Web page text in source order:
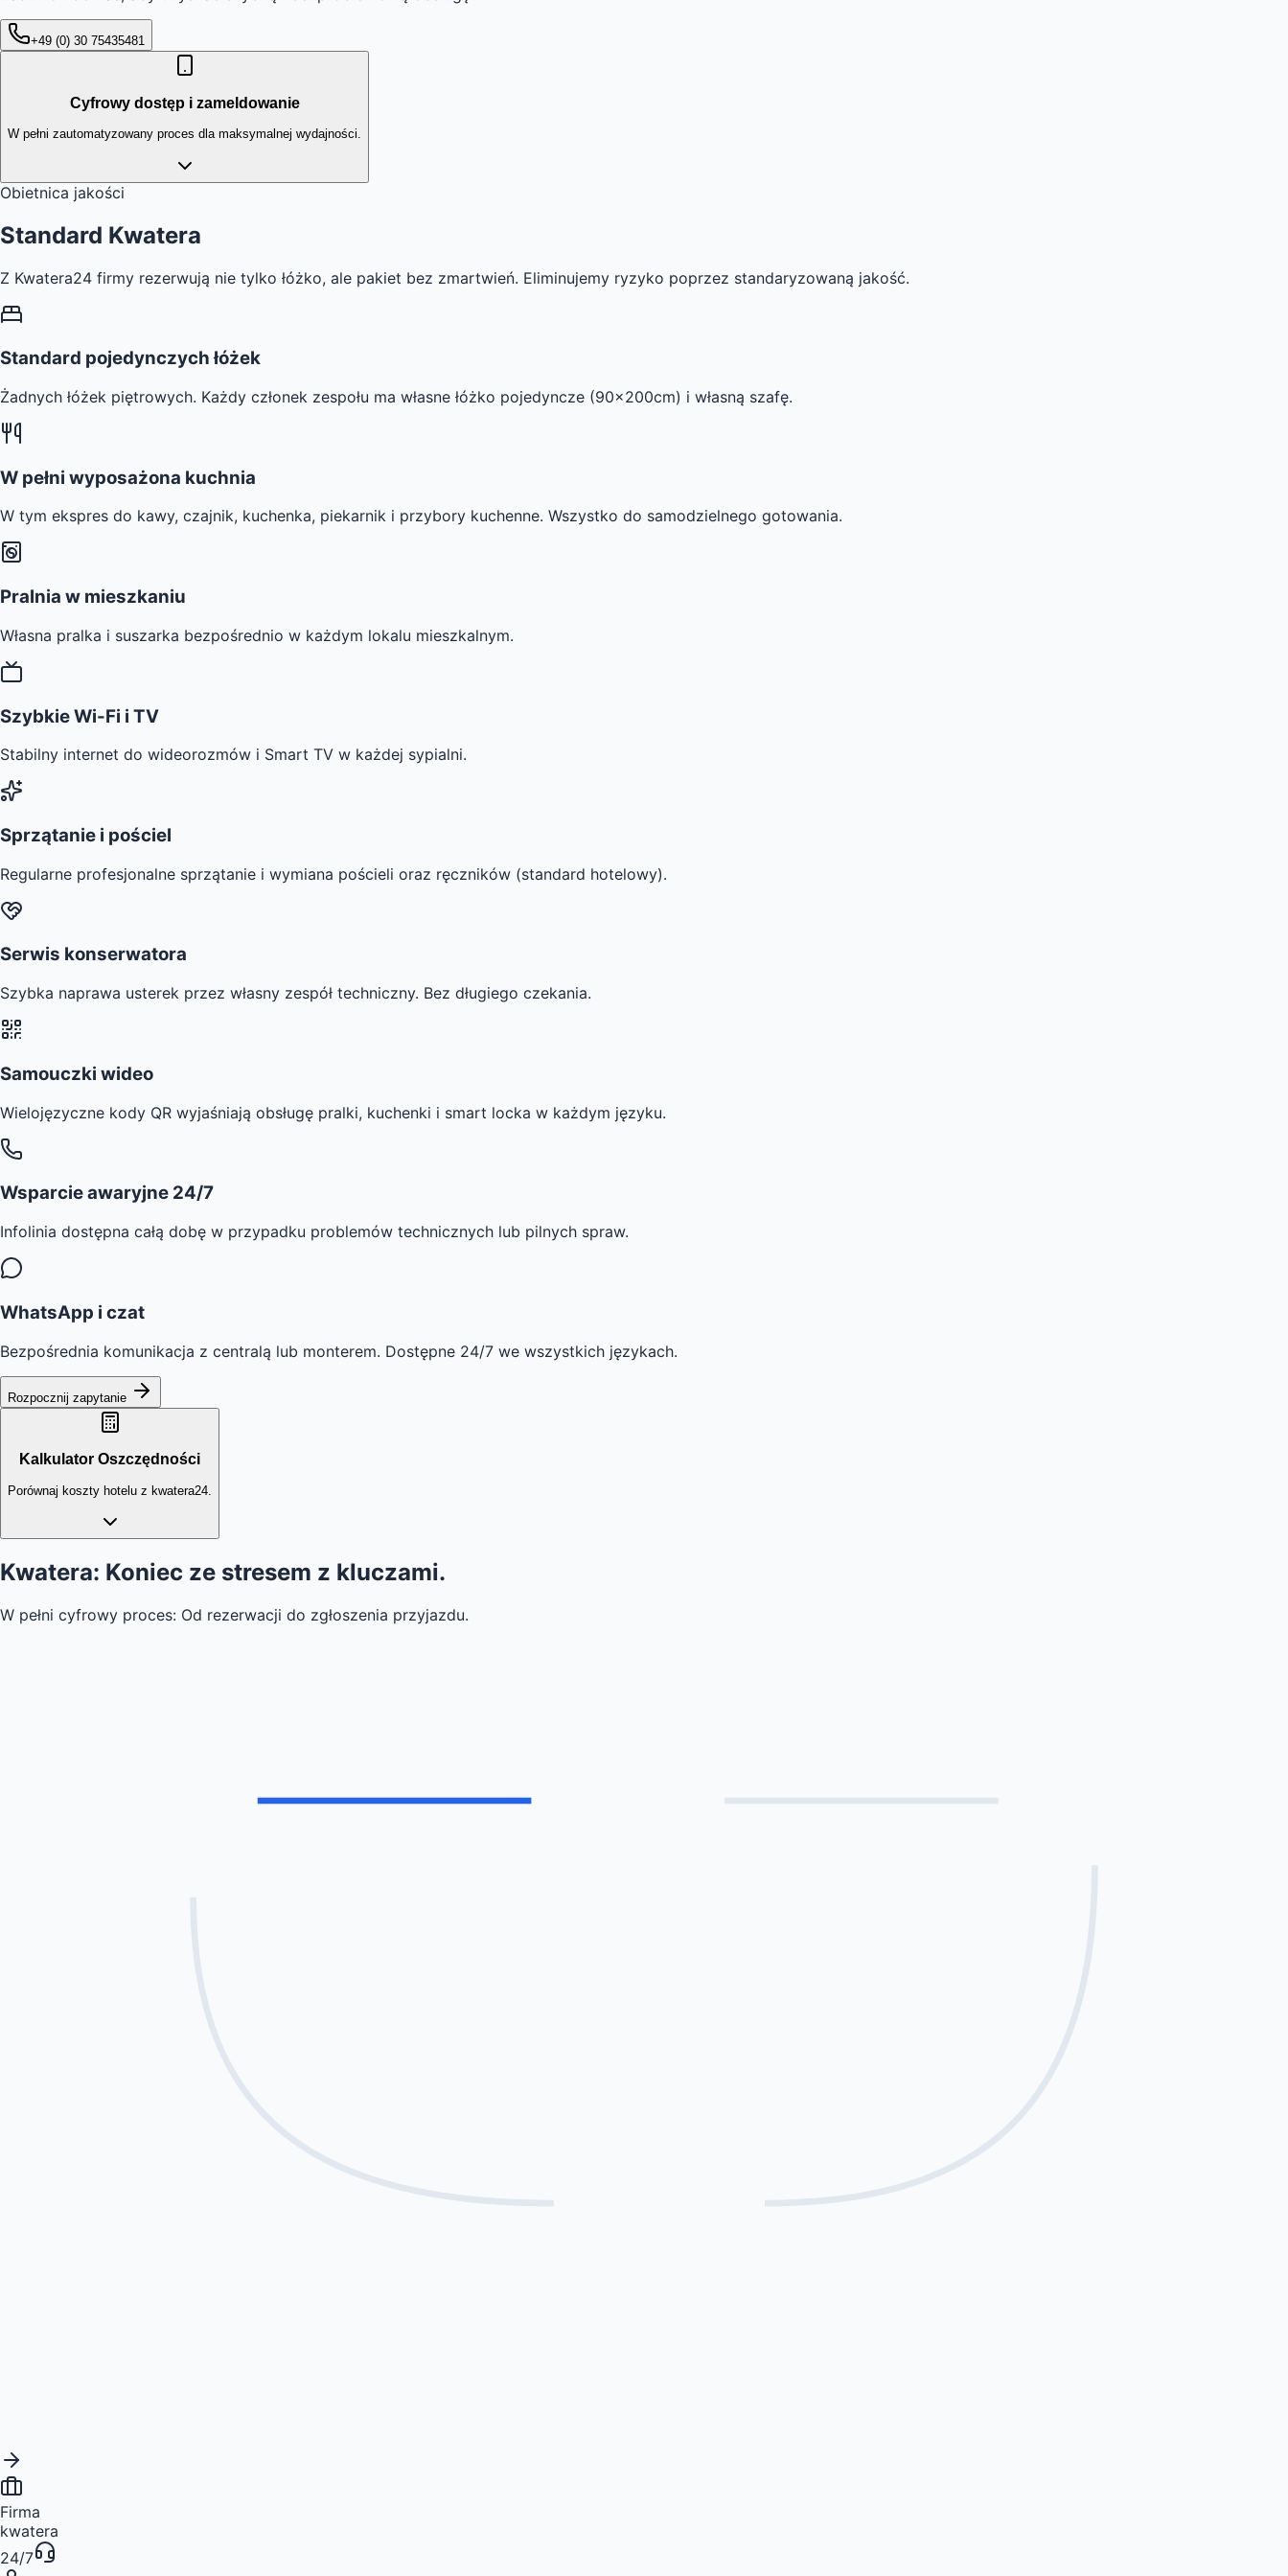
+49 (0) 30 75435481
Cyfrowy dostęp i zameldowanie
W pełni zautomatyzowany proces dla maksymalnej wydajności.
Obietnica jakości
Standard Kwatera
Z Kwatera24 firmy rezerwują nie tylko łóżko, ale pakiet bez zmartwień. Eliminujemy ryzyko poprzez standaryzowaną jakość.
Standard pojedynczych łóżek
Żadnych łóżek piętrowych. Każdy członek zespołu ma własne łóżko pojedyncze (90x200cm) i własną szafę.
W pełni wyposażona kuchnia
W tym ekspres do kawy, czajnik, kuchenka, piekarnik i przybory kuchenne. Wszystko do samodzielnego gotowania.
Pralnia w mieszkaniu
Własna pralka i suszarka bezpośrednio w każdym lokalu mieszkalnym.
Szybkie Wi-Fi i TV
Stabilny internet do wideorozmów i Smart TV w każdej sypialni.
Sprzątanie i pościel
Regularne profesjonalne sprzątanie i wymiana pościeli oraz ręczników (standard hotelowy).
Serwis konserwatora
Szybka naprawa usterek przez własny zespół techniczny. Bez długiego czekania.
Samouczki wideo
Wielojęzyczne kody QR wyjaśniają obsługę pralki, kuchenki i smart locka w każdym języku.
Wsparcie awaryjne 24/7
Infolinia dostępna całą dobę w przypadku problemów technicznych lub pilnych spraw.
WhatsApp i czat
Bezpośrednia komunikacja z centralą lub monterem. Dostępne 24/7 we wszystkich językach.
Rozpocznij zapytanie
Kalkulator Oszczędności
Porównaj koszty hotelu z kwatera24.
Kwatera: Koniec ze stresem z kluczami.
W pełni cyfrowy proces: Od rezerwacji do zgłoszenia przyjazdu.
Firma
kwatera
24/7